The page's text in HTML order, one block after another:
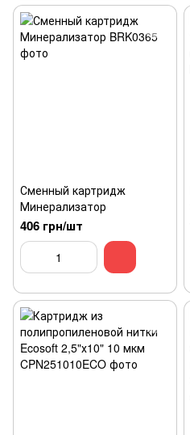
Сменный картридж
Минерализатор
406 грн/шт